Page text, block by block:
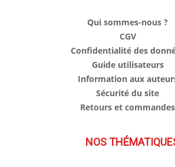
Qui sommes-nous ?
CGV
Confidentialité des
Guide utilisateurs
Information aux
Sécurité du site
Retours et commandes
NOS